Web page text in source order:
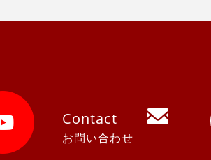
Contact
お問い合わせ